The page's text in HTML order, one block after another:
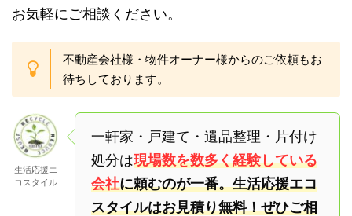
お気軽にご相談ください。
不動産会社様・物件オーナー様からのご依頼もお
待ちしております。
生活応援エ
コスタイル
一軒家・戸建て・遺品整理・片付け
処分は現場数を数多く経験している
会社に頼むのが一番。生活応援エコ
スタイルはお見積り無料！ぜひご相